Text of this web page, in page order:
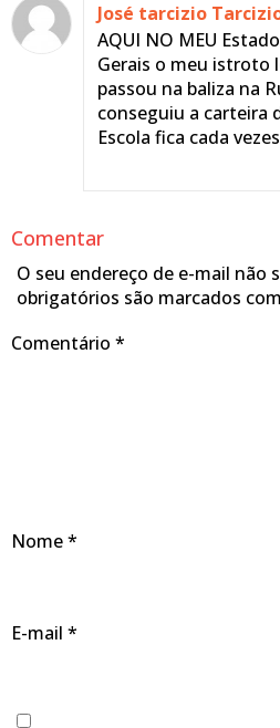
José tarcizio
AQUI NO MEU
Gerais o meu istroto
passou na baliza na
conseguiu a carteira
Escola fica cada
Comentar
O seu endereço de e-mail não
obrigatórios são marcados com
Comentário *
Nome*
E-mail *